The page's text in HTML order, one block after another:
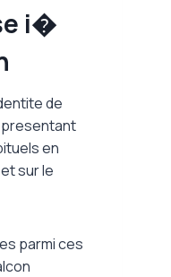
i�
de
presentant
en
sur le
parmi ces